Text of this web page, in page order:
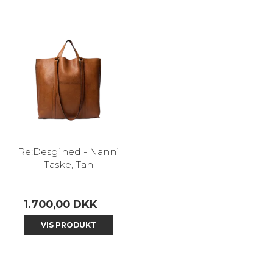
Re:Desgined - Nanni
Taske, Tan
1.700,00 DKK
VIS PRODUKT